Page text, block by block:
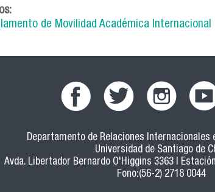
de Movilidad Académica Internacional
Departamento de Relaciones
Universidad de Santiago de
Avda. Libertador Bernardo O'Higgins 3363 |
Fono:(56-2) 2718 0044